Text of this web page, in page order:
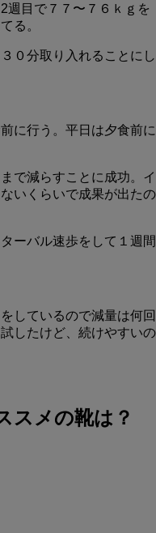
週目で７７〜７６ｋｇを
る。
０分取り入れることにし
に行う。平日は夕食前に
で減らすことに成功。イ
いくらいで成果が出たの
ーバル速歩をして１週間
しているので減量は何回
したけど、続けやすいの
スメの靴は？